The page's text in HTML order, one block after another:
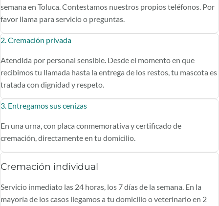
semana en Toluca. Contestamos nuestros propios teléfonos. Por
favor llama para servicio o preguntas.
2. Cremación privada
Atendida por personal sensible. Desde el momento en que
recibimos tu llamada hasta la entrega de los restos, tu mascota es
tratada con dignidad y respeto.
3. Entregamos sus cenizas
En una urna, con placa conmemorativa y certificado de
cremación, directamente en tu domicilio.
Cremación individual
Servicio inmediato las 24 horas, los 7 días de la semana. En la
mayoría de los casos llegamos a tu domicilio o veterinario en 2